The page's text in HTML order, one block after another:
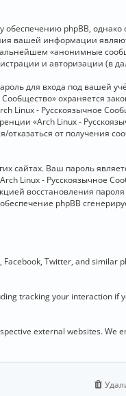
phpBB, однако
вашей информации
«анонимные
и авторизации (в
для входа под вашей
охраняется
Linux - Русскоязычное
«Arch Linux -
отказаться от получения
сайтах. Ваш пароль
Linux - Русскоязычное
восстановления пароля
phpBB
Twitter, and similar
tracking your interaction if
external websites. We